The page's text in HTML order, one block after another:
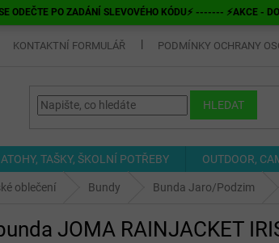
ODEČTE PO ZADÁNÍ SLEVOVÉHO KÓDU⚡ ------- ⚡AKCE -
KONTAKTNÍ FORMULÁŘ PODMÍNKY OCHRANY
HLEDAT
TAŠKY, ŠKOLNÍ POTŘEBY OUTDOOR,
oblečení Bundy Bunda Jaro/Podzim
JOMA RAINJACKET